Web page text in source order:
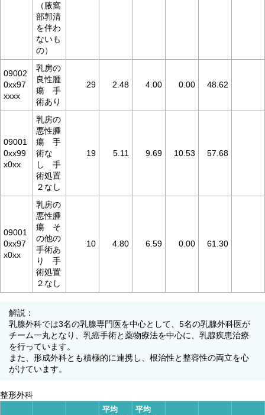
（腋窩
部郭清
を伴わ
ないも
の）
09002
0xx97
xxxx
乳房の
良性腫
瘍 手
術あり
29 2.48 4.00 0.00 48.62
09001
0xx99
x0xx
乳房の
悪性腫
瘍 手
術な
し 手
術処置
２なし
19 5.11 9.69 10.53 57.68
09001
0xx97
x0xx
乳房の
悪性腫
瘍 そ
の他の
手術あ
り 手
術処置
２なし
10 4.80 6.59 0.00 61.30
解説：
乳腺外科では3名の乳腺専門医を中心として、5名の乳腺外科医が
チーム一丸となり、乳癌手術と薬物療法を中心に、乳腺疾患治療
を行っています。
また、形成外科とも積極的に連携し、根治性と整容性の両立を心
がけています。
整形外科
平均
平均